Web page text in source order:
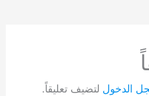
الدخول لتضيف تعليقاً.